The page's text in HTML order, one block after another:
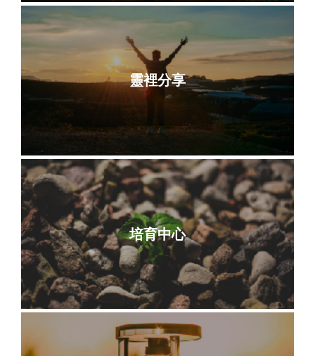
靈裡分享
培育中心